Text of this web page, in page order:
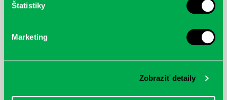
Štatistiky
Marketing
Zobraziť detaily